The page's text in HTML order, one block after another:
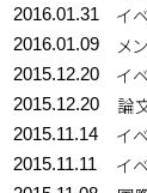
2016.01.31 イ
2016.01.09 メ
2015.12.20 イ
2015.12.20 論
2015.11.14 イ
2015.11.11 イ